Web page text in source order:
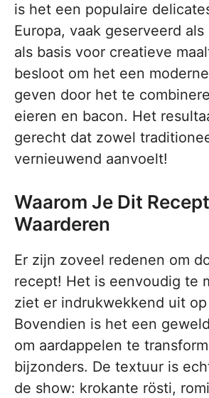
is het een populaire
Europa, vaak geserveerd
als basis voor creatieve
besloot om het een
geven door het te
eieren en bacon. Het
gerecht dat zowel
vernieuwend aanvoelt!
Waarom Je Dit
Waarderen
Er zijn zoveel redenen om
recept! Het is eenvoudig te
ziet er indrukwekkend uit
Bovendien is het een
om aardappelen te
bijzonders. De textuur is
de show: krokante rösti,